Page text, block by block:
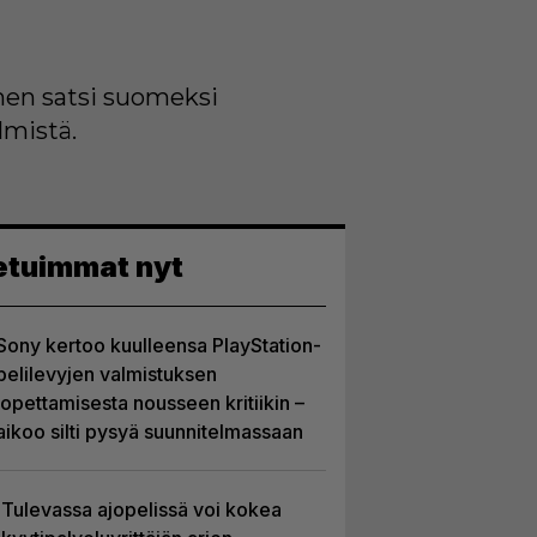
satsi suomeksi
nyt
kertoo kuulleensa PlayStation-
valmistuksen
nousseen kritiikin –
silti pysyä suunnitelmassaan
Tulevassa ajopelissä voi kokea